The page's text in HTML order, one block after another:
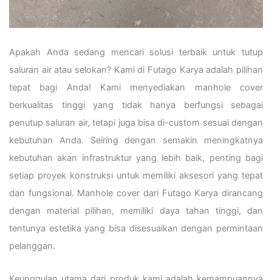
Apakah Anda sedang mencari solusi terbaik untuk tutup
saluran air atau selokan? Kami di Futago Karya adalah pilihan
tepat bagi Anda! Kami menyediakan manhole cover
berkualitas tinggi yang tidak hanya berfungsi sebagai
penutup saluran air, tetapi juga bisa di-custom sesuai dengan
kebutuhan Anda. Seiring dengan semakin meningkatnya
kebutuhan akan infrastruktur yang lebih baik, penting bagi
setiap proyek konstruksi untuk memiliki aksesori yang tepat
dan fungsional. Manhole cover dari Futago Karya dirancang
dengan material pilihan, memiliki daya tahan tinggi, dan
tentunya estetika yang bisa disesuaikan dengan permintaan
pelanggan.